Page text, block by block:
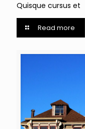
Quisque cursus et
Read more